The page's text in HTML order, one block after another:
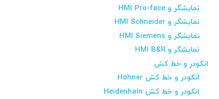
نمایشگر و HMI Pro-face
نمایشگر و HMI Schneider
نمایشگر و HMI Siemens
نمایشگر و HMI B&R
انکودر و خط کش
انکودر و خط کش Hohner
انکودر و خط کش Heidenhain